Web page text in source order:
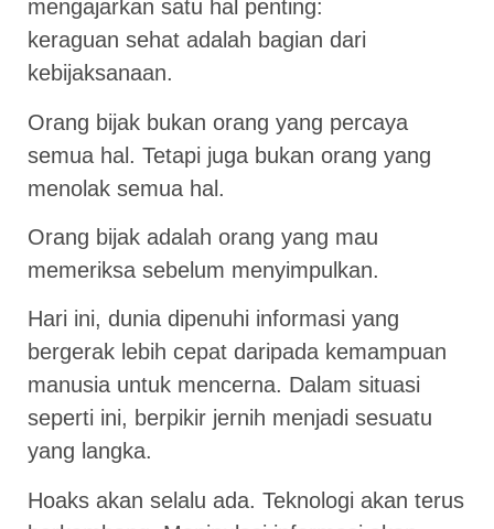
mengajarkan satu hal penting:
keraguan sehat adalah bagian dari
kebijaksanaan.
Orang bijak bukan orang yang percaya
semua hal. Tetapi juga bukan orang yang
menolak semua hal.
Orang bijak adalah orang yang mau
memeriksa sebelum menyimpulkan.
Hari ini, dunia dipenuhi informasi yang
bergerak lebih cepat daripada kemampuan
manusia untuk mencerna. Dalam situasi
seperti ini, berpikir jernih menjadi sesuatu
yang langka.
Hoaks akan selalu ada. Teknologi akan terus